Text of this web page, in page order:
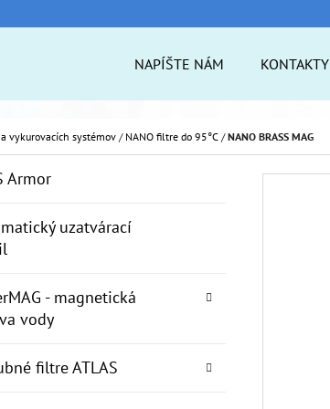
NAPÍŠTE NÁM KONTAKTY
vykurovacích systémov / NANO filtre do 95°C / NANO BRASS MAG
Armor
uzatvárací
- magnetická
vody
filtre ATLAS